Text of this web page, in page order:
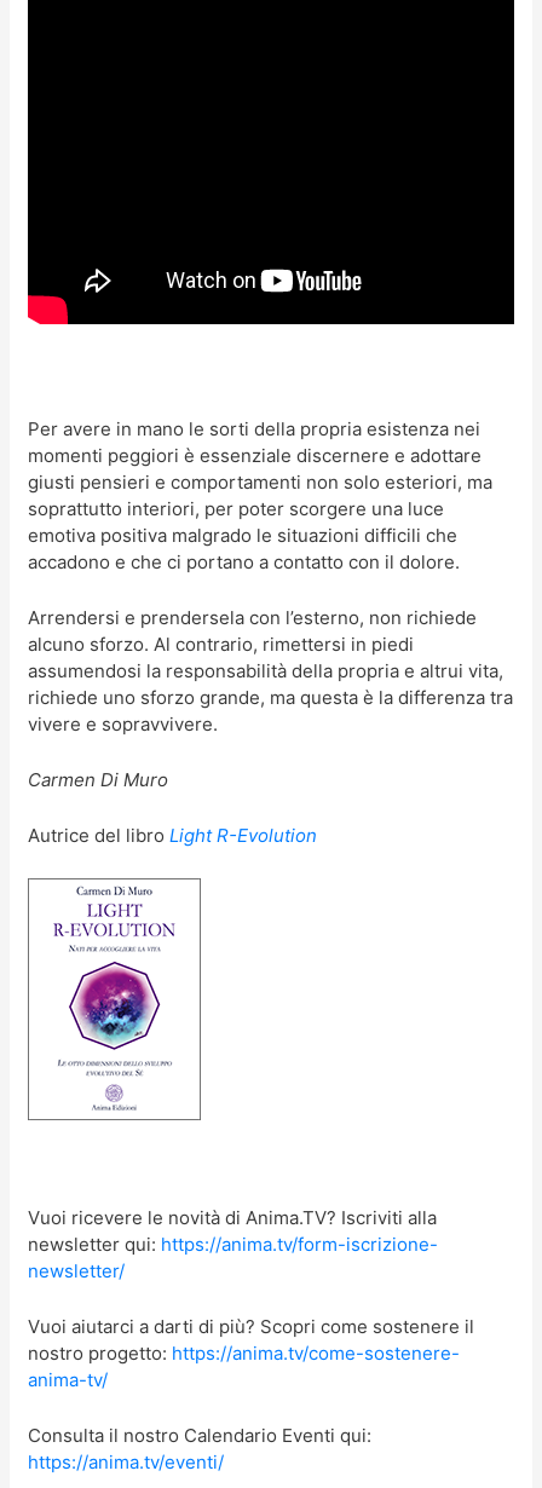
Per avere in mano le sorti della propria esistenza nei
momenti peggiori è essenziale discernere e adottare
giusti pensieri e comportamenti non solo esteriori, ma
soprattutto interiori, per poter scorgere una luce
emotiva positiva malgrado le situazioni difficili che
accadono e che ci portano a contatto con il dolore.
Arrendersi e prendersela con l’esterno, non richiede
alcuno sforzo. Al contrario, rimettersi in piedi
assumendosi la responsabilità della propria e altrui vita,
richiede uno sforzo grande, ma questa è la differenza tra
vivere e sopravvivere.
Carmen Di Muro
Autrice del libroLight R-Evolution
Vuoi ricevere le novità di Anima.TV? Iscriviti alla
newsletter qui: https://anima.tv/form-iscrizione-
newsletter/
Vuoi aiutarci a darti di più? Scopri come sostenere il
nostro progetto: https://anima.tv/come-sostenere-
anima-tv/
Consulta il nostro Calendario Eventi qui:
https://anima.tv/eventi/